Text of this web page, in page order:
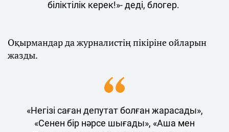
біліктілік керек!»- деді, блогер.
Оқырмандар да журналистің пікіріне ойларын
жазды.
«Негізі саған депутат болған жарасады»,
«Сенен бір нәрсе шығады», «Аша мен